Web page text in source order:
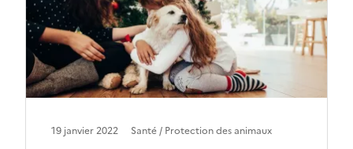
19 janvier 2022 Santé / Protection des animaux